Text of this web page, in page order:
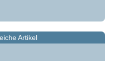
Artikel